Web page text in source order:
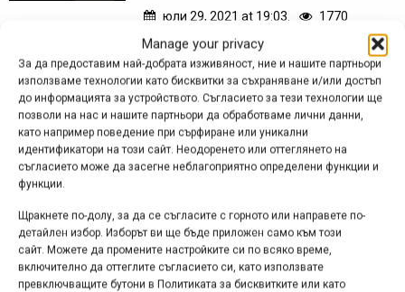
Manage your privacy
За да предоставим най-добрата изживяност, ние и нашите партньори
използваме технологии като бисквитки за съхраняване и/или достъп
до информацията за устройството. Съгласието за тези технологии ще
позволи на нас и нашите партньори да обработваме лични данни,
като например поведение при сърфиране или уникални
идентификатори на този сайт. Неодоренето или оттеглянето на
съгласието може да засегне неблагоприятно определени функции и
функции.
Щракнете по-долу, за да се съгласите с горното или направете по-
детайлен избор. Изборът ви ще бъде приложен само към този
сайт. Можете да промените настройките си по всяко време,
включително да оттеглите съгласието си, като използвате
превключващите бутони в Политиката за бисквитките или като
юли 29, 2021 at 19:03. 1770
Четири от петте нови педала, които
Shimano представя сега, са тип
платформа. Това са SAINT PD-M829,
DEORE XT PD-M8141, SHIMANO PD-
GR400 и Explorer PD-EF102. Освен
тях е обновен и моделът...
Снимка на деня